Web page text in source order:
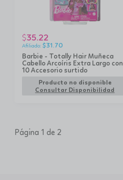
Barbie - Totally Hair Muñeca
Cabello Arcoíris Extra Largo con
10 Accesorio surtido
$35.22
$31.70
Producto no disponible
Consultar Disponibilidad
Página 1 de 2